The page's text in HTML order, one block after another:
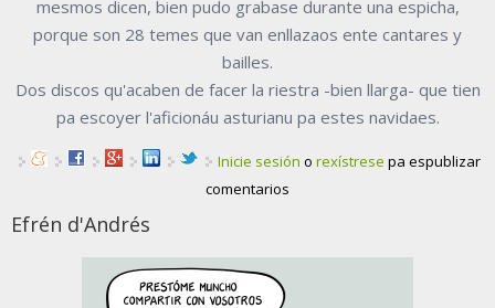
mesmos dicen, bien pudo grabase durante una espicha,
porque son 28 temes que van enllazaos ente cantares y
bailles.
Dos discos qu'acaben de facer la riestra -bien llarga- que tien
pa escoyer l'aficionáu asturianu pa estes navidaes.
Inicie sesión o rexístrese pa espublizar
comentarios
Efrén d'Andrés